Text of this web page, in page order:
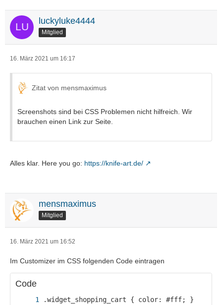
luckyluke4444
Mitglied
16. März 2021 um 16:17
Zitat von mensmaximus
Screenshots sind bei CSS Problemen nicht hilfreich. Wir
brauchen einen Link zur Seite.
Alles klar. Here you go: https://knife-art.de/
mensmaximus
Mitglied
16. März 2021 um 16:52
Im Customizer im CSS folgenden Code eintragen
Code
.widget_shopping_cart { color: #fff; }